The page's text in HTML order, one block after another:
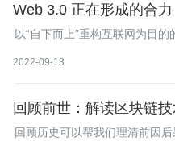
Web 3.0 正在形成的合力
以“自下而上”重构互联网为目
施服务既存在着一种心理上的
2022-09-13
回顾前世：解读区块链
回顾历史可以帮我们理清前因